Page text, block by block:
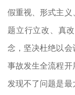
假重视、形式主
题立行立改、真
念，坚决杜绝以
事故发生全流程
发现不了问题是最